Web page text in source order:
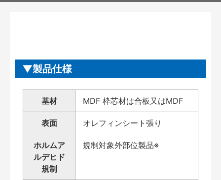
製品仕様
基材 MDF 枠芯材は合板又はMDF
表面 オレフィンシート張り
ホルムア
ルデヒド
規制
規制対象外部位製品※